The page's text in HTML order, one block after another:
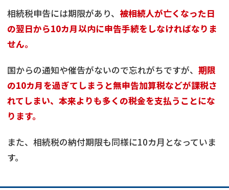
相続税申告には期限があり、 被相続人が亡くなった日
の翌日から10カ月以内に申告手続をしなければなりま
せん。
国からの通知や催告がないので忘れがちですが、 期限
の10カ月を過ぎてしまうと無申告加算税などが課税さ
れてしまい、本来よりも多くの税金を支払うことにな
ります。
また、相続税の納付期限も同様に10カ月となっていま
す。